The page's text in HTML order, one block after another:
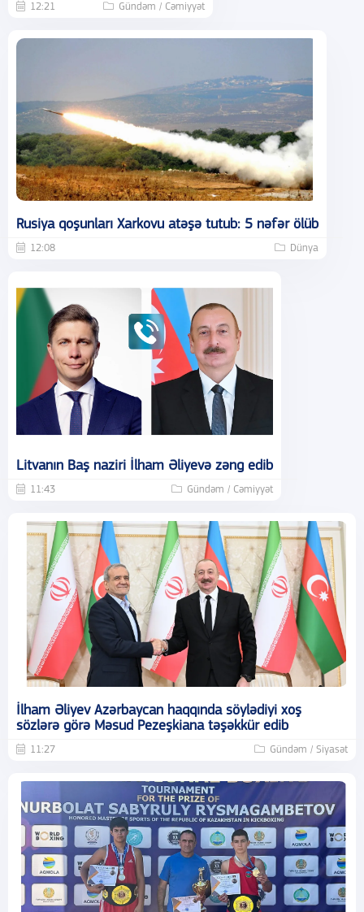
12:21 Gündəm / Cəmiyyət
Rusiya qoşunları Xarkovu atəşə tutub: 5 nəfər ölüb
12:08 Dünya
Litvanın Baş naziri İlham Əliyevə zəng edib
11:43 Gündəm / Cəmiyyət
İlham Əliyev Azərbaycan haqqında söylədiyi xoş
sözlərə görə Məsud Pezeşkiana təşəkkür edib
11:27 Gündəm / Siyasət